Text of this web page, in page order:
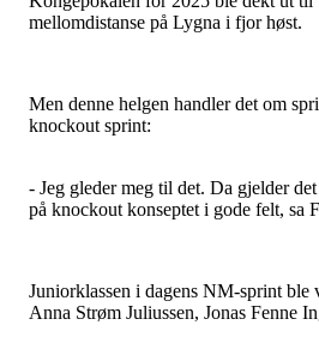
mellomdistanse på Lygna i fjor høst.
Men denne helgen handler det om
knockout sprint:
- Jeg gleder meg til det. Da gjelder
på knockout konseptet i gode felt, sa
Juniorklassen i dagens NM-sprint
Anna Strøm Juliussen, Jonas Fenne